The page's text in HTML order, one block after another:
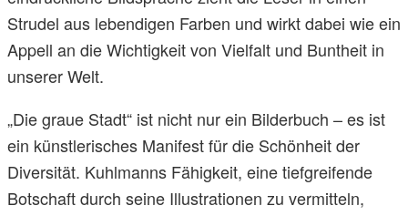
Strudel aus lebendigen Farben und wirkt dabei wie ein
Appell an die Wichtigkeit von Vielfalt und Buntheit in
unserer Welt.
„Die graue Stadt“ ist nicht nur ein Bilderbuch – es ist
ein künstlerisches Manifest für die Schönheit der
Diversität. Kuhlmanns Fähigkeit, eine tiefgreifende
Botschaft durch seine Illustrationen zu vermitteln,